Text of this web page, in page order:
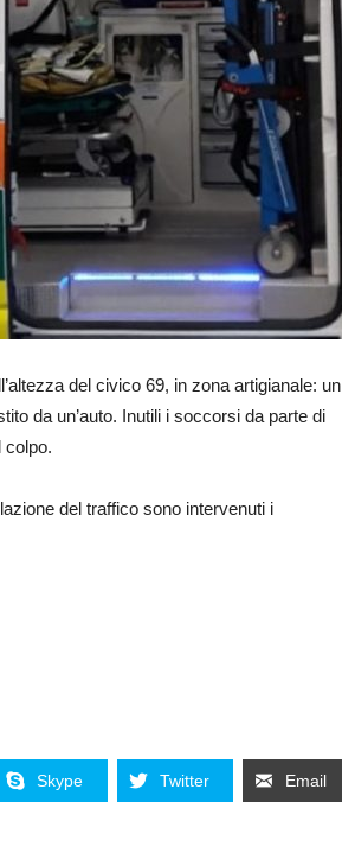
del civico 69, in zona artigianale: un
da un’auto. Inutili i soccorsi da parte di
colpo.
del traffico sono intervenuti i
Skype Twitter Email